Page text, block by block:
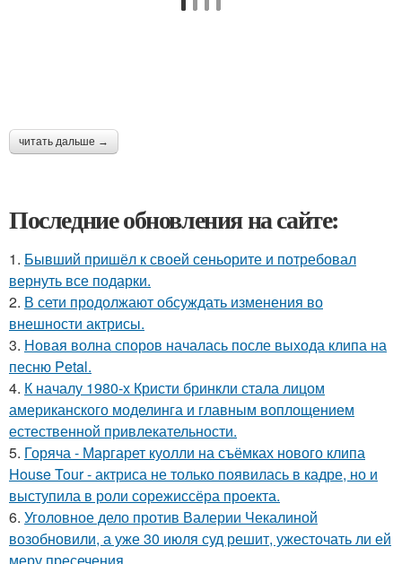
читать дальше →
Последние обновления на сайте:
1. Бывший пришёл к своей сеньорите и потребовал
вернуть все подарки.
2. В сети продолжают обсуждать изменения во
внешности актрисы.
3. Новая волна споров началась после выхода клипа на
песню Petal.
4. К началу 1980-х Кристи бринкли стала лицом
американского моделинга и главным воплощением
естественной привлекательности.
5. Горяча - Маргарет куолли на съёмках нового клипа
House Tour - актриса не только появилась в кадре, но и
выступила в роли сорежиссёра проекта.
6. Уголовное дело против Валерии Чекалиной
возобновили, а уже 30 июля суд решит, ужесточать ли ей